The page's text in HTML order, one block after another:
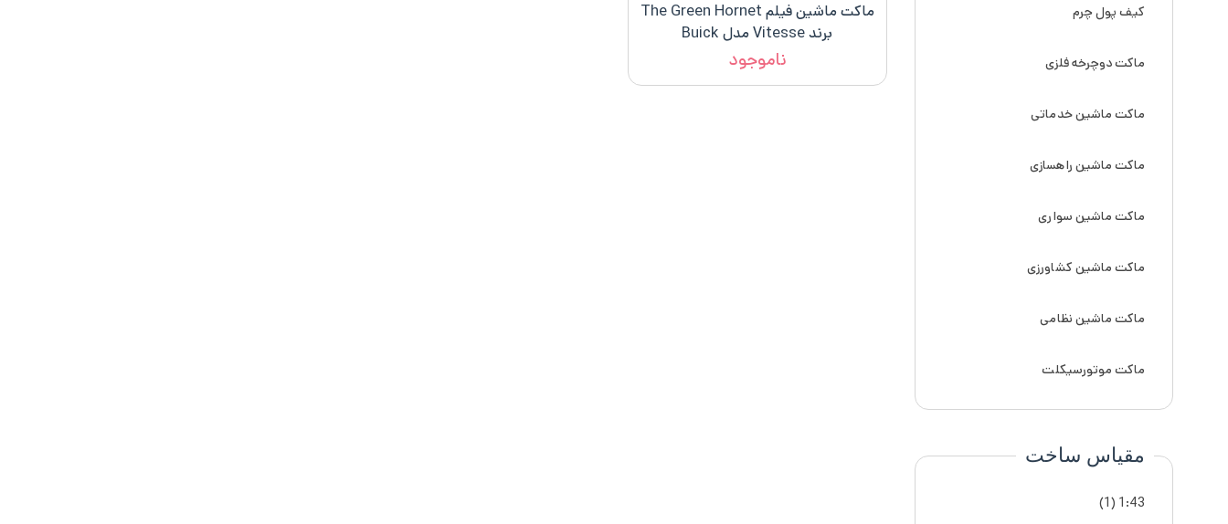
کیف پول چرم
ماکت دوچرخه فلزی
ماکت ماشین خدماتی
ماکت ماشین راهسازی
ماکت ماشین سواری
ماکت ماشین کشاورزی
ماکت ماشین نظامی
ماکت موتورسیکلت
مقیاس ساخت
1:43
(1)
ماکت ماشین فیلم The Green Hornet
برند Vitesse مدل Buick
ناموجود